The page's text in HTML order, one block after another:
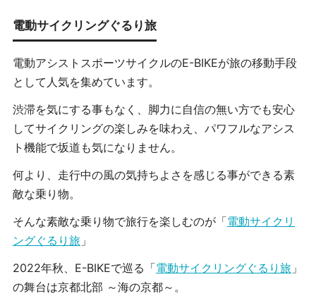
電動サイクリングぐるり旅
電動アシストスポーツサイクルのE-BIKEが旅の移動手段
として人気を集めています。
渋滞を気にする事もなく、脚力に自信の無い方でも安心
してサイクリングの楽しみを味わえ、パワフルなアシス
ト機能で坂道も気になりません。
何より、走行中の風の気持ちよさを感じる事ができる素
敵な乗り物。
そんな素敵な乗り物で旅行を楽しむのが「電動サイクリ
ングぐるり旅 」
2022年秋、E-BIKEで巡る「電動サイクリングぐるり旅 」
の舞台は京都北部 ～海の京都～。